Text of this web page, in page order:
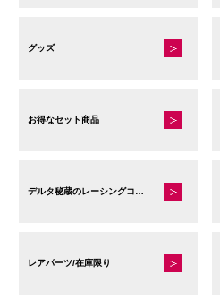
グッズ
お得なセット商品
レアパーツ/在庫限り